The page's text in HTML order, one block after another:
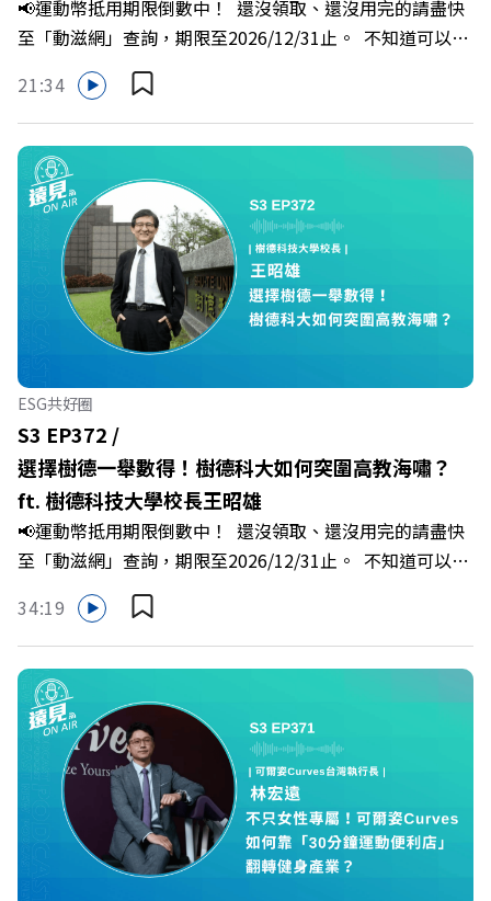
喻理+++++🎂歡慶遠見40歲生日！手速搶下破天荒的獨家
優惠>>>https://gvmkt.pse.is/9e5pbz✨關注《遠見》更多
的社群：LINE：https://reurl.cc/A4ELQpIG：
https://bit.ly/3AjBWNVYT：https://bit.ly/38jNi9k
謝佳芸
📢運動幣抵用期限倒數中！ 還沒領取、還沒用完的請盡快
至「動滋網」查詢，期限至2026/12/31止。 不知道可以在
哪裡使用嗎？ 上「動滋網」【合作店家】專區，全台五千
多家合作業者任你選，馬上來找適用地點！ ➡️
https://fstry.pse.is/9epct2 —— 以上為 FMTaiwan 與
Firstory Podcast 廣告 —— 你常在職場中感到焦慮、害怕
犯錯，甚至覺得自己正遭受不友善的對待或霸凌嗎？當工作
中的人際摩擦、怕輸怕失敗的緊繃感成為日常，我們不能只
是委屈討好或一味逃避，更需要學會看透人際互動底層的
「職場冰山」。 本集《遠見 ON AIR》邀請到薩提爾模式溝
通引導師、天下文化新書《透視職場冰山》作者李崇義與謝
佳芸老師，帶你透過「冰山理論」拆解職場上的對立與衝
突，學會用「好奇」代替「批判」。即使在變動快速的AI時
代，也能幫自己打造不被成敗輕易定義的強韌自我。 🔺 職
場衝突與霸凌從何而來？🔺 如何用「冰山對話」看穿主管
焦慮，將對立化為合作？🔺 怎麼做到「好奇少一點、批判
少一點」？🔺 面對AI時代的職涯焦慮，如何把自我價值打
分權拿回手裡？ +++++📓《透視職場冰山》新書介紹
>>>https://bookzone.cwgv.com.tw/book/BWL108🎂歡
慶遠見40歲生日！手速搶下破天荒的獨家優惠
>>>https://gvmkt.pse.is/9e5pbz✨關注《遠見》更多的社
群：LINE：https://reurl.cc/A4ELQpIG：
Powered by Firstory Hosting
21:34
ESG共好圈
S3 EP372 /
選擇樹德一舉數得！樹德科大如何突圍高教海嘯？
ft. 樹德科技大學校長王昭雄
📢運動幣抵用期限倒數中！ 還沒領取、還沒用完的請盡快
至「動滋網」查詢，期限至2026/12/31止。 不知道可以在
哪裡使用嗎？ 上「動滋網」【合作店家】專區，全台五千
多家合作業者任你選，馬上來找適用地點！ ➡️
https://fstry.pse.is/9epct2 —— 以上為 FMTaiwan 與
Firstory Podcast 廣告 —— 在少子化浪潮、私校面臨退場
海嘯的嚴峻考驗下，南台灣的技職學校該如何轉型突圍？
本集《遠見ON AIR》邀請到樹德科技大學校長王昭雄，帶
你解析樹德科大如何打造出兼顧學校永續發展與地方創生的
技職教育新典範！ 🔺如何從「傳統私校」轉型為「產學無
縫接軌者」？ 🔺AI如何深度賦能設計與人文學科學群？ 🔺
首創「菲律賓半導體專班」！驚豔科技界的國際精準育才
🔺一舉拿下4大USR專案！深耕地方的溫暖社會責任平台 主
34:19